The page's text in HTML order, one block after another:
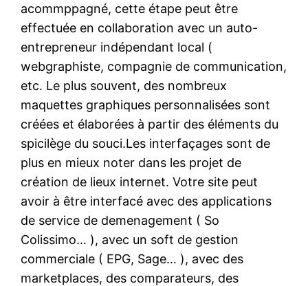
acommppagné, cette étape peut être
effectuée en collaboration avec un auto-
entrepreneur indépendant local (
webgraphiste, compagnie de communication,
etc. Le plus souvent, des nombreux
maquettes graphiques personnalisées sont
créées et élaborées à partir des éléments du
spicilège du souci.Les interfaçages sont de
plus en mieux noter dans les projet de
création de lieux internet. Votre site peut
avoir à être interfacé avec des applications
de service de demenagement ( So
Colissimo… ), avec un soft de gestion
commerciale ( EPG, Sage… ), avec des
marketplaces, des comparateurs, des